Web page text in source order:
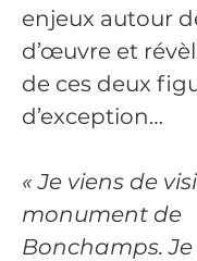
enjeux autour
d’œuvre et
de ces deux
d’exception…
« Je viens de
monument de
Bonchamps. Je